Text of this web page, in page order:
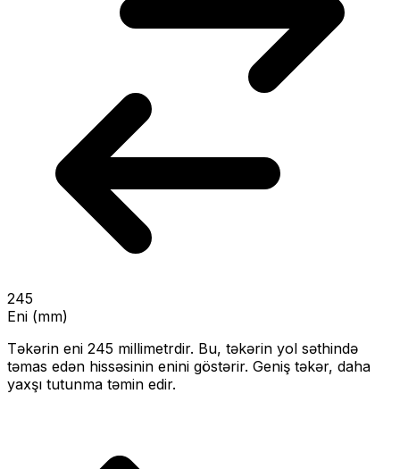
245
Eni (mm)
Təkərin eni 245 millimetrdir. Bu, təkərin yol səthində
təmas edən hissəsinin enini göstərir. Geniş təkər, daha
yaxşı tutunma təmin edir.